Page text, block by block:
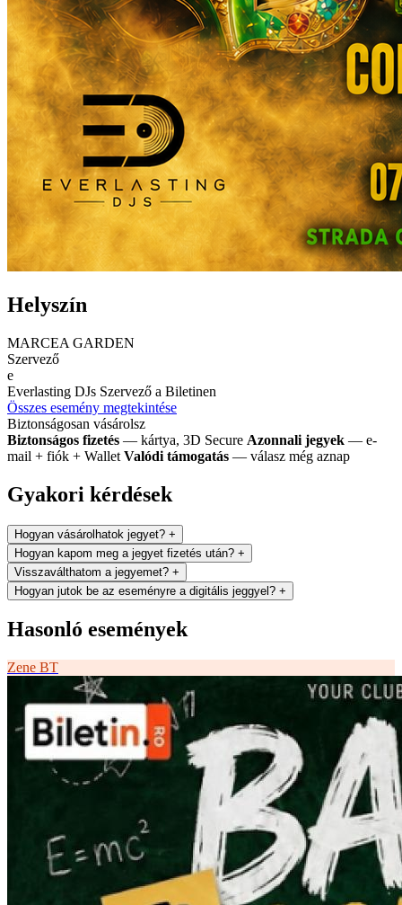
Helyszín
MARCEA GARDEN
Szervező
e
Everlasting DJs Szervező a Biletinen
Összes esemény megtekintése
Biztonságosan vásárolsz
Biztonságos fizetés — kártya, 3D Secure Azonnali jegyek — e-
mail + fiók + Wallet Valódi támogatás — válasz még aznap
Gyakori kérdések
Hogyan vásárolhatok jegyet? +
Hogyan kapom meg a jegyet fizetés után? +
Visszaválthatom a jegyemet? +
Hogyan jutok be az eseményre a digitális jeggyel? +
Hasonló események
Zene BT